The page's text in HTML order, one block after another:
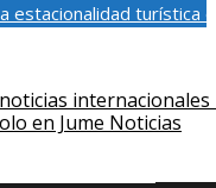
estacionalidad turística
El rol de la microbiota
Reformas
internacionales
en Jume Noticias